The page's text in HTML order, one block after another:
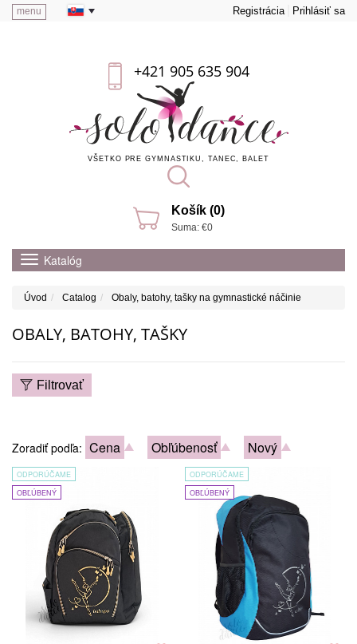
menu Registrácia Prihlásiť sa
+421 905 635 904
VŠETKO PRE GYMNASTIKU, TANEC, BALET
Košík (0)
Suma: €0
Katalóg
Úvod Catalog Obaly, batohy, tašky na gymnastické náčinie
OBALY, BATOHY, TAŠKY
Filtrovať
Zoradiť podľa: Cena Obľúbenosť Nový
ODPORÚČAME
OBĽÚBENÝ
ODPORÚČAME
OBĽÚBENÝ